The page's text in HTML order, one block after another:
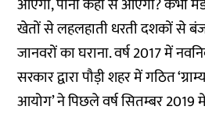
आएगा, पानी कहां से आएगी? कभी
खेतों से लहलहाती धरती दशकों से
जानवरों का घराना. वर्ष 2017 में
सरकार द्वारा पौड़ी शहर में गठित
आयोग’ ने पिछले वर्षसितम्बर 2019 में